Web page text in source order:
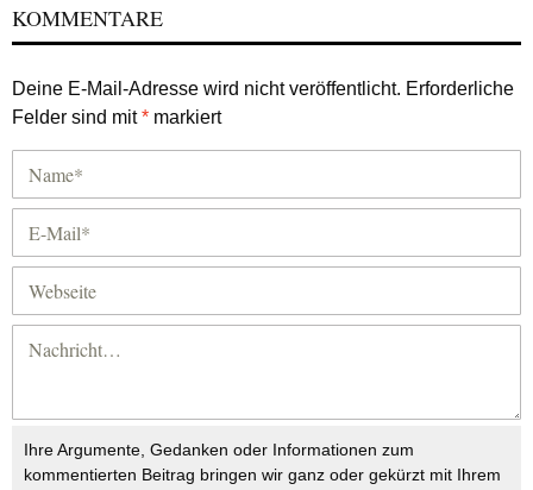
KOMMENTARE
Deine E-Mail-Adresse wird nicht veröffentlicht. Erforderliche
Felder sind mit* markiert
Ihre Argumente, Gedanken oder Informationen zum
kommentierten Beitrag bringen wir ganz oder gekürzt mit Ihrem